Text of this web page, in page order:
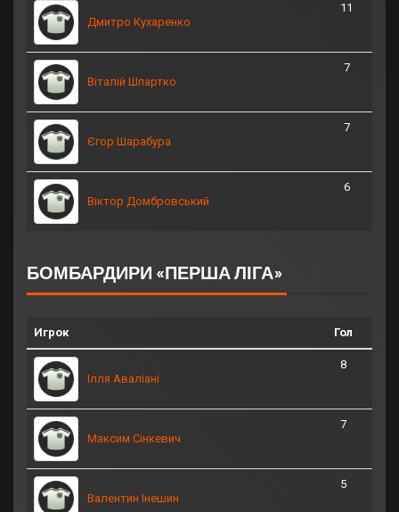
Дмитро Кухаренко
11
Віталій Шпартко
7
Єгор Шарабура
7
Віктор Домбровський
6
БОМБАРДИРИ «ПЕРША ЛІГА»
Игрок Гол
Ілля Аваліані
8
Максим Сінкевич
7
Валентин Інешин
5